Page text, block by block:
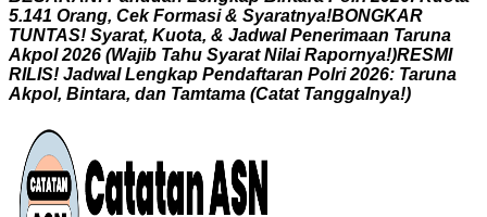
5.141 Orang, Cek Formasi & Syaratnya!BONGKAR
TUNTAS! Syarat, Kuota, & Jadwal Penerimaan Taruna
Akpol 2026 (Wajib Tahu Syarat Nilai Rapornya!)RESMI
RILIS! Jadwal Lengkap Pendaftaran Polri 2026: Taruna
Akpol, Bintara, dan Tamtama (Catat Tanggalnya!)